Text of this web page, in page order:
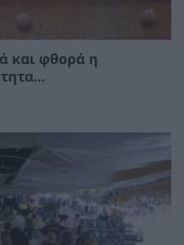
και φθορά η